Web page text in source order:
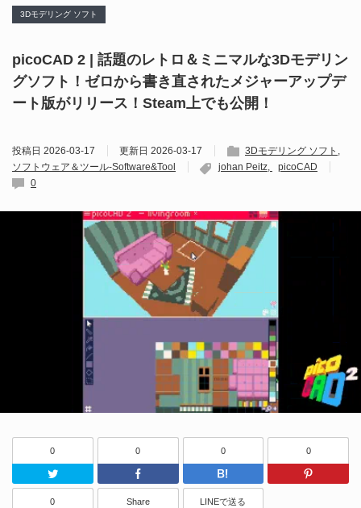
3Dモデリング ソフト
picoCAD 2 | 話題のレトロ＆ミニマルな3Dモデリン
グソフト！ゼロから書き直されたメジャーアップデ
ート版がリリース！Steam上でも公開！
投稿日 2026-03-17 更新日 2026-03-17
3Dモデリング ソフト
ソフトウェア＆ツール-Software&Tool
johan Peitz
picoCAD
0
0
Twitter
0
Facebook
0
はてなブッ
0
0 Share LINEで送る